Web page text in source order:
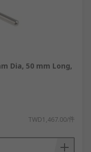
Dia, 50 mm Long,
TWD1,467.00/件